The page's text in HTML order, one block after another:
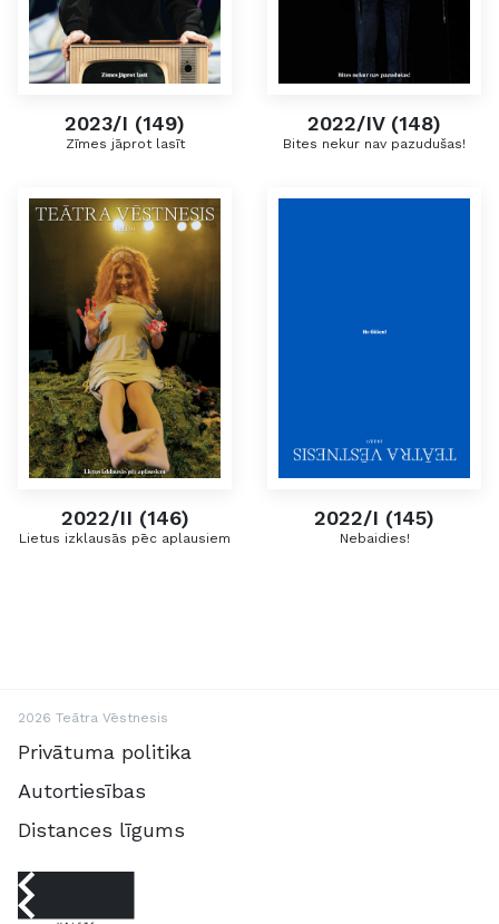
2023/I (149)
Zīmes jāprot lasīt
2022/IV (148)
Bites nekur nav pazudušas!
2022/II (146)
Lietus izklausās pēc aplausiem
2022/I (145)
Nebaidies!
2026 Teātra Vēstnesis
Privātuma politika
Autortiesības
Distances līgums